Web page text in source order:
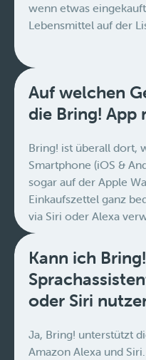
wenn etwas
Lebensmittel auf der
Auf welchen
die Bring! App
Bring! ist überall dort,
Smartphone (iOS &
sogar auf der Apple
Einkaufszettel ganz
via Siri oder Alexa
Kann ich
oder Siri
Ja, Bring! unterstützt
Amazon Alexa und